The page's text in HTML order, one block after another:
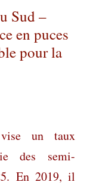
Sud –
en puces
pour la
un taux
des semi-
En 2019, il